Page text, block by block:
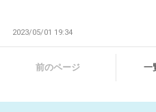
2023/05/01 19:34
前のページ 一